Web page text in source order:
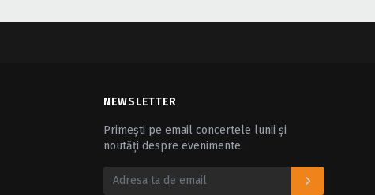
NEWSLETTER
Primești pe email concertele lunii și
noutăți despre evenimente.